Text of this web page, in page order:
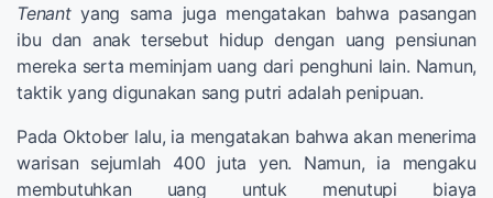
Tenantyang sama juga mengatakan bahwa pasangan
ibu dan anak tersebut hidup dengan uang pensiunan
mereka serta meminjam uang dari penghuni lain. Namun,
taktik yang digunakan sang putri adalah penipuan.
Pada Oktober lalu, ia mengatakan bahwa akan menerima
warisan sejumlah 400 juta yen. Namun, ia mengaku
membutuhkan uang untuk menutupi biaya